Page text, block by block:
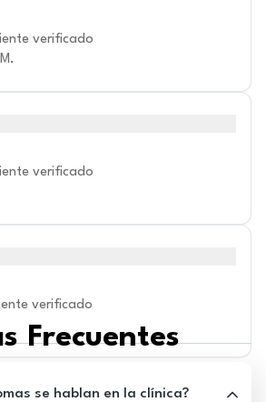
verificado
verificado
verificado
Frecuentes
se hablan en la clínica?